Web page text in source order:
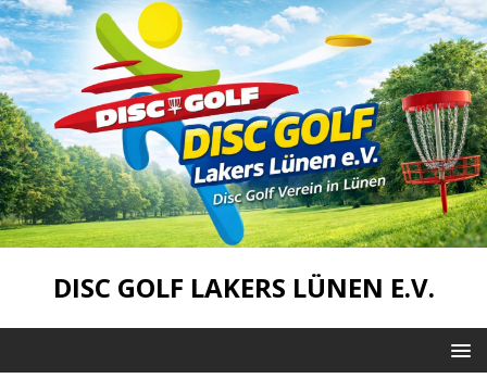
DISC GOLF LAKERS LÜNEN E.V.